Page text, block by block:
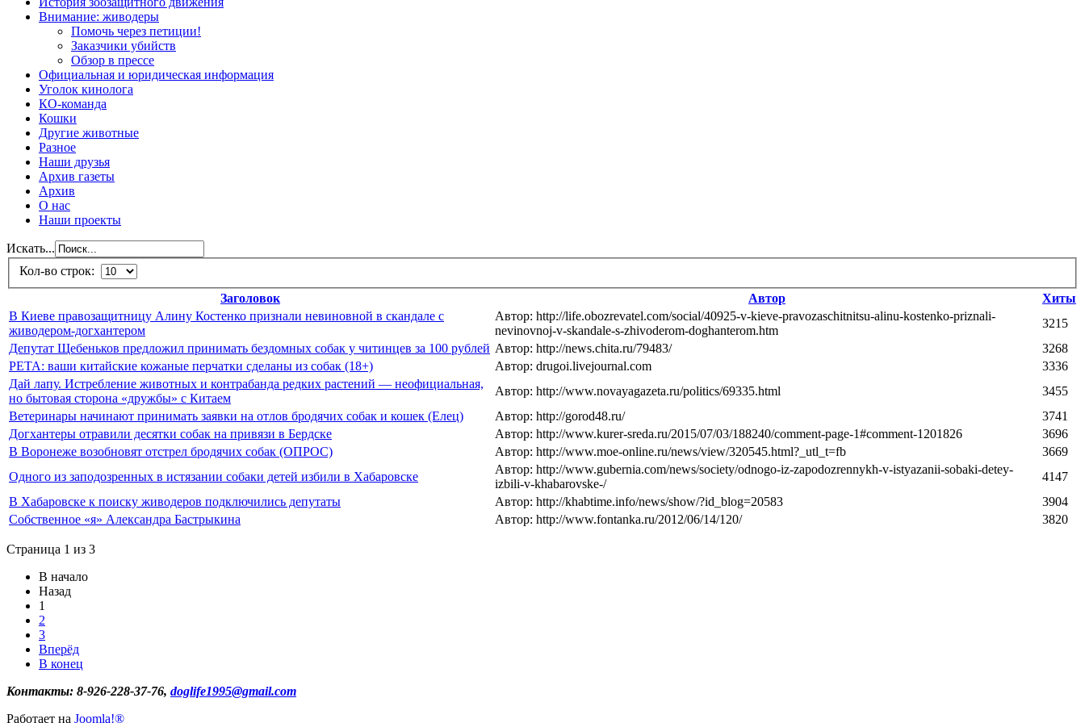
Внимание: живодеры
Помочь через петиции!
Заказчики убийств
Обзор в прессе
Официальная и юридическая информация
Уголок кинолога
КО-команда
Кошки
Другие животные
Разное
Наши друзья
Архив газеты
Архив
О нас
Наши проекты
Искать...
Кол-во строк:
Заголовок
Автор
Хиты
В Киеве правозащитницу Алину Костенко признали невиновной в скандале с
живодером-догхантером
Автор: http://life.obozrevatel.com/social/40925-v-kieve-pravozaschitnitsu-alinu-kostenko-priznali-
nevinovnoj-v-skandale-s-zhivoderom-doghanterom.htm
3215
Депутат Щебеньков предложил принимать бездомных собак у читинцев за 100 рублей Автор: http://news.chita.ru/79483/
3268
PETA: ваши китайские кожаные перчатки сделаны из собак (18+)
Автор: drugoi.livejournal.com
3336
Дай лапу. Истребление животных и контрабанда редких растений — неофициальная,
но бытовая сторона «дружбы» с Китаем
Автор: http://www.novayagazeta.ru/politics/69335.html
3455
Ветеринары начинают принимать заявки на отлов бродячих собак и кошек (Елец)
Автор: http://gorod48.ru/
3741
Догхантеры отравили десятки собак на привязи в Бердске
Автор: http://www.kurer-sreda.ru/2015/07/03/188240/comment-page-1#comment-1201826
3696
В Воронеже возобновят отстрел бродячих собак (ОПРОС)
Автор: http://www.moe-online.ru/news/view/320545.html?_utl_t=fb
3669
Одного из заподозренных в истязании собаки детей избили в Хабаровске
Автор: http://www.gubernia.com/news/society/odnogo-iz-zapodozrennykh-v-istyazanii-sobaki-detey-
izbili-v-khabarovske-/
4147
В Хабаровске к поиску живодеров подключились депутаты
Автор: http://khabtime.info/news/show/?id_blog=20583
3904
Собственное «я» Александра Бастрыкина
Автор: http://www.fontanka.ru/2012/06/14/120/ 3820
Страница 1 из 3
В начало
Назад
1
2
3
Вперёд
В конец
Контакты: 8-926-228-37-76, doglife1995@gmail.com
Работает на Joomla!®